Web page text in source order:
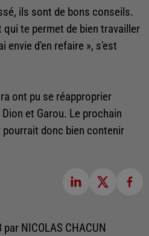
ils sont de bons conseils.
te permet de bien travailler
envie d'en refaire », s'est
ont pu se réapproprier
et Garou. Le prochain
pourrait donc bien contenir
NICOLAS CHACUN